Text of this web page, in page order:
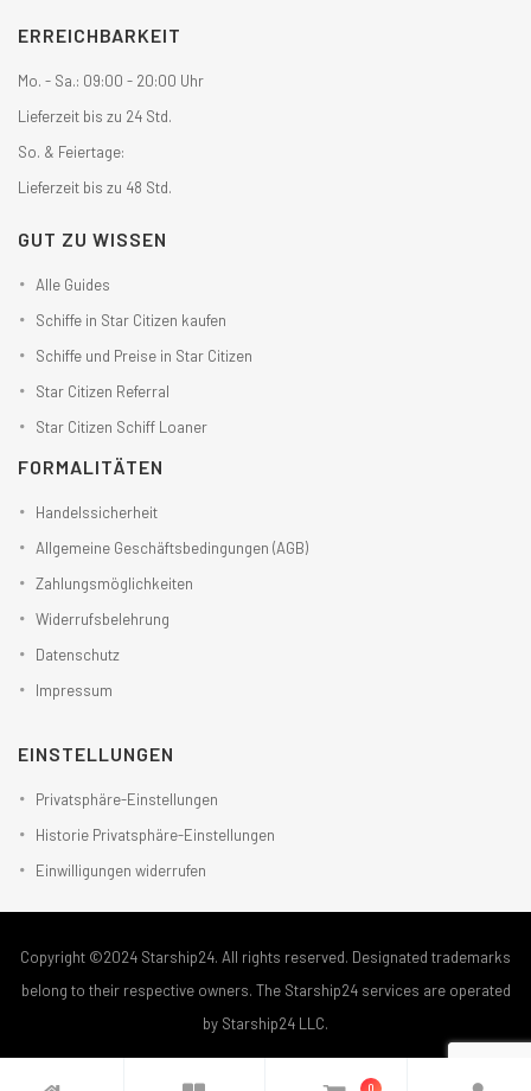
ERREICHBARKEIT
Mo. - Sa.: 09:00 - 20:00 Uhr
Lieferzeit bis zu 24 Std.
So. & Feiertage:
Lieferzeit bis zu 48 Std.
GUT ZU WISSEN
Alle Guides
Schiffe in Star Citizen kaufen
Schiffe und Preise in Star Citizen
Star Citizen Referral
Star Citizen Schiff Loaner
FORMALITÄTEN
Handelssicherheit
Allgemeine Geschäftsbedingungen (AGB)
Zahlungsmöglichkeiten
Widerrufsbelehrung
Datenschutz
Impressum
EINSTELLUNGEN
Privatsphäre-Einstellungen
Historie Privatsphäre-Einstellungen
Einwilligungen widerrufen
Copyright ©2024 Starship24. All rights reserved. Designated trademarks
belong to their respective owners. The Starship24 services are operated
by Starship24 LLC.
0